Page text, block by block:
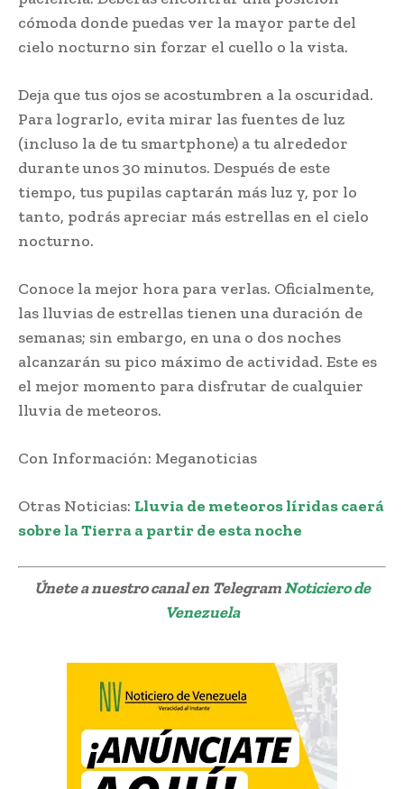
cómoda donde puedas ver la mayor parte del
cielo nocturno sin forzar el cuello o la vista.
Deja que tus ojos se acostumbren a la oscuridad.
Para lograrlo, evita mirar las fuentes de luz
(incluso la de tu smartphone) a tu alrededor
durante unos 30 minutos. Después de este
tiempo, tus pupilas captarán más luz y, por lo
tanto, podrás apreciar más estrellas en el cielo
nocturno.
Conoce la mejor hora para verlas. Oficialmente,
las lluvias de estrellas tienen una duración de
semanas; sin embargo, en una o dos noches
alcanzarán su pico máximo de actividad. Este es
el mejor momento para disfrutar de cualquier
lluvia de meteoros.
Con Información: Meganoticias
Otras Noticias: Lluvia de meteoros líridas caerá
sobre la Tierra a partir de esta noche
Únete a nuestro canal en TelegramNoticiero de
Venezuela